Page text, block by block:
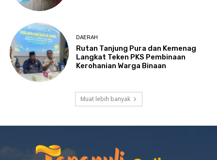
DAERAH
Rutan Tanjung Pura dan Kemenag
Langkat Teken PKS Pembinaan
Kerohanian Warga Binaan
Muat lebih banyak